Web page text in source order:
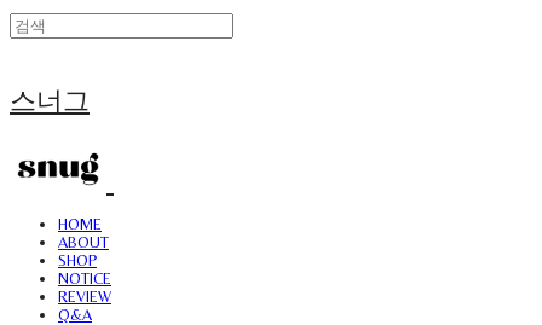
스너그
HOME
ABOUT
SHOP
NOTICE
REVIEW
Q&A